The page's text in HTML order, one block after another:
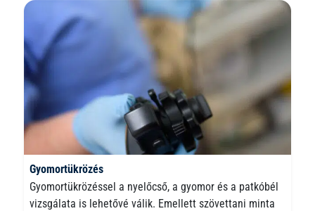
Gyomortükrözés
Gyomortükrözéssel a nyelőcső, a gyomor és a patkóbél
vizsgálata is lehetővé válik. Emellett szövettani minta